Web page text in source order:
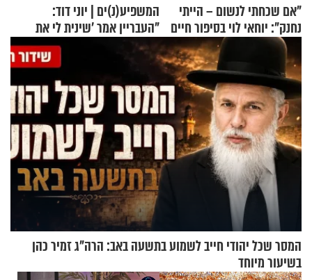
"אם שכחתי לנשום – הייתי
נחנק": יוחאי לוי בסיפור חיים
מעורר השראה
המשפיע(נ)ים | יוני דוד:
"העבריין אמר 'שינית לי את
החיים מהקצה אל הקצה'"
המסר שכל יהודי חייב לשמוע בתשעה באב: הרה"ג זמיר כהן
בשיעור מיוחד